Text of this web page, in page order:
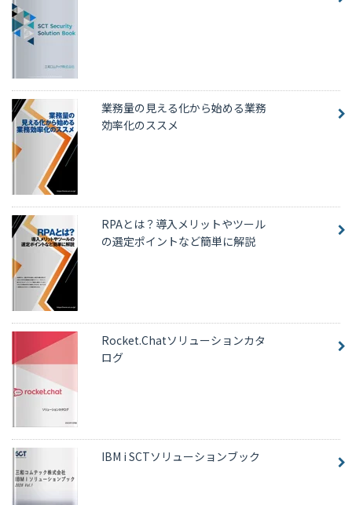
業務量の見える化から始める業務
効率化のススメ
RPAとは？導入メリットやツール
の選定ポイントなど簡単に解説
Rocket.Chatソリューションカタ
ログ
IBM i SCTソリューションブック